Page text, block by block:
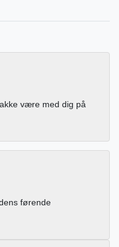
være med dig på
førende